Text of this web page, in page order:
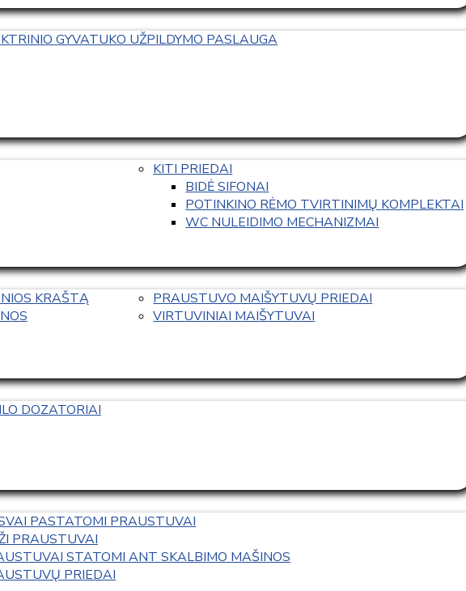
GYVATUKO UŽPILDYMO PASLAUGA
KITI PRIEDAI
BIDĖ SIFONAI
POTINKINO RĖMO TVIRTINIMŲ KOMPLEKTAI
WC NULEIDIMO MECHANIZMAI
KRAŠTĄ
PRAUSTUVO MAIŠYTUVŲ PRIEDAI
VIRTUVINIAI MAIŠYTUVAI
DOZATORIAI
PASTATOMI PRAUSTUVAI
PRAUSTUVAI
STATOMI ANT SKALBIMO MAŠINOS
PRIEDAI